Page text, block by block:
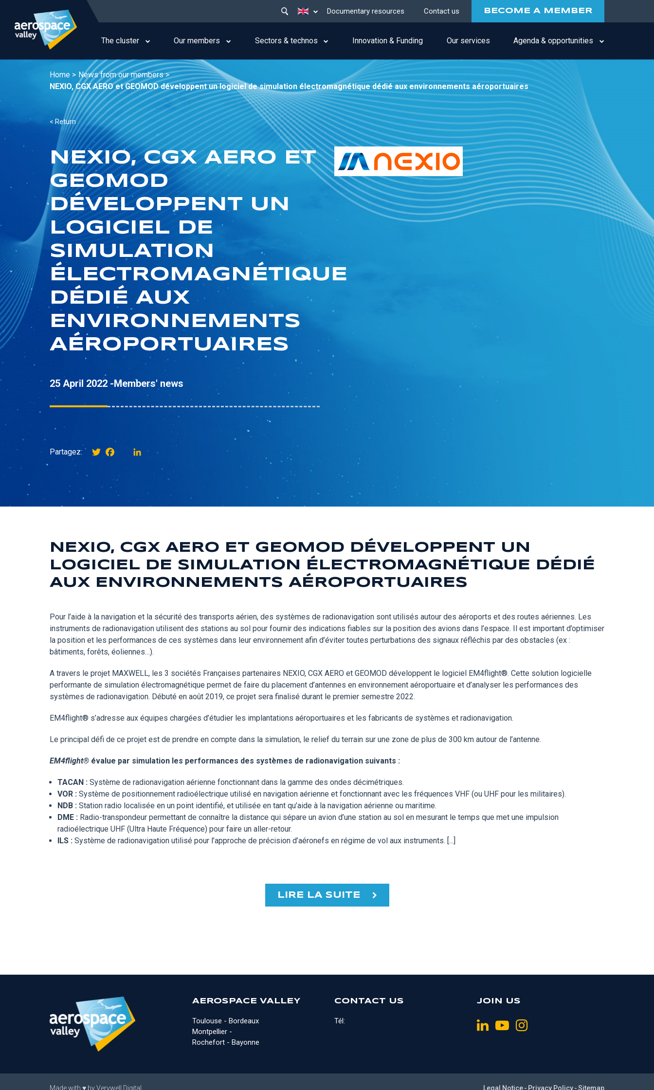
main
content
List additional actions
menu
top
Documentary resources Contact us BECOME A MEMBER
navigation
The cluster Our members Sectors & technos Innovation & Funding Our services Agenda & opportunities
Home > News from our members >
NEXIO, CGX AERO et GEOMOD développent un logiciel de simulation électromagnétique dédié aux environnements aéroportuaires
< Return
NEXIO, CGX AERO ET
GEOMOD
DÉVELOPPENT UN
LOGICIEL DE
SIMULATION
ÉLECTROMAGNÉTIQUE
DÉDIÉ AUX
ENVIRONNEMENTS
AÉROPORTUAIRES
25 April 2022 -Members' news
Partagez: TwitterFacebook
instagramLinkedIn
NEXIO, CGX AERO ET GEOMOD DÉVELOPPENT UN
LOGICIEL DE SIMULATION ÉLECTROMAGNÉTIQUE DÉDIÉ
AUX ENVIRONNEMENTS AÉROPORTUAIRES
Pour l’aide à la navigation et la sécurité des transports aérien, des systèmes de radionavigation sont utilisés autour des aéroports et des routes aériennes. Les
instruments de radionavigation utilisent des stations au sol pour fournir des indications fiables sur la position des avions dans l’espace. Il est important d’optimiser
la position et les performances de ces systèmes dans leur environnement afin d’éviter toutes perturbations des signaux réfléchis par des obstacles (ex :
bâtiments, forêts, éoliennes…).
A travers le projet MAXWELL, les 3 sociétés Françaises partenaires NEXIO, CGX AERO et GEOMOD développent le logiciel EM4flight®. Cette solution logicielle
performante de simulation électromagnétique permet de faire du placement d’antennes en environnement aéroportuaire et d’analyser les performances des
systèmes de radionavigation. Débuté en août 2019, ce projet sera finalisé durant le premier semestre 2022.
EM4flight® s’adresse aux équipes chargées d’étudier les implantations aéroportuaires et les fabricants de systèmes et radionavigation.
Le principal défi de ce projet est de prendre en compte dans la simulation, le relief du terrain sur une zone de plus de 300 km autour de l’antenne.
EM4flight® évalue par simulation les performances des systèmes de radionavigation suivants :
TACAN : Système de radionavigation aérienne fonctionnant dans la gamme des ondes décimétriques.
VOR : Système de positionnement radioélectrique utilisé en navigation aérienne et fonctionnant avec les fréquences VHF (ou UHF pour les militaires).
NDB : Station radio localisée en un point identifié, et utilisée en tant qu’aide à la navigation aérienne ou maritime.
DME : Radio-transpondeur permettant de connaître la distance qui sépare un avion d’une station au sol en mesurant le temps que met une impulsion
radioélectrique UHF (Ultra Haute Fréquence) pour faire un aller-retour.
ILS : Système de radionavigation utilisé pour l’approche de précision d’aéronefs en régime de vol aux instruments. [...]
LIRE LA SUITE
AEROSPACE VALLEY
Toulouse - Bordeaux
Montpellier -
Rochefort - Bayonne
CONTACT US
Tél:
JOIN US
Made with ♥ byVerywell Digital Legal Notice Privacy Policy Sitemap